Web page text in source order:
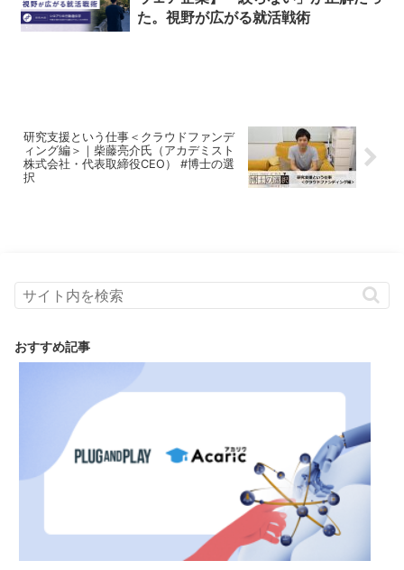
た。視野が広がる就活戦術
研究支援という仕事＜クラウドファンデ
ィング編＞｜柴藤亮介氏（アカデミスト
株式会社・代表取締役CEO） #博士の選
択
おすすめ記事